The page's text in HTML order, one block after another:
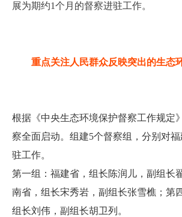
展为期约1个月的督察进驻工作。
重点关注人民群众反映突出的生态
根据《中央生态环境保护督察工作规定
察全面启动。组建5个督察组，分别对
驻工作。
第一组：福建省，组长陈润儿，副组长
南省，组长宋秀岩，副组长张雪樵；第
组长刘伟，副组长胡卫列。